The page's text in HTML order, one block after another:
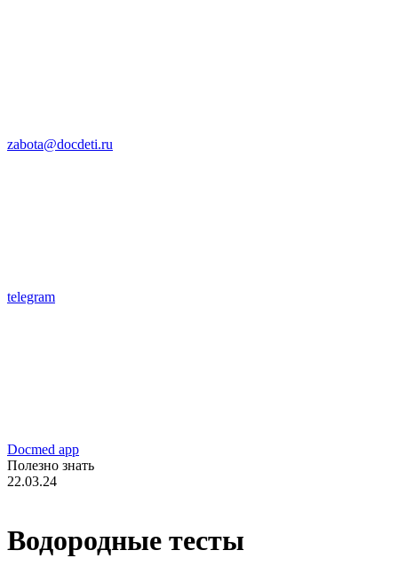
zabota@docdeti.ru
telegram
Docmed app
Полезно знать
22.03.24
Водородные тесты